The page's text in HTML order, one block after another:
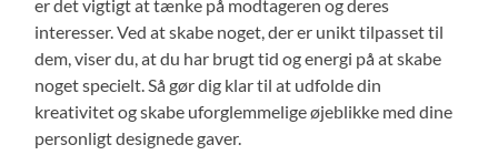
er det vigtigt at tænke på modtageren og deres
interesser. Ved at skabe noget, der er unikt tilpasset til
dem, viser du, at du har brugt tid og energi på at skabe
noget specielt. Så gør dig klar til at udfolde din
kreativitet og skabe uforglemmelige øjeblikke med dine
personligt designede gaver.